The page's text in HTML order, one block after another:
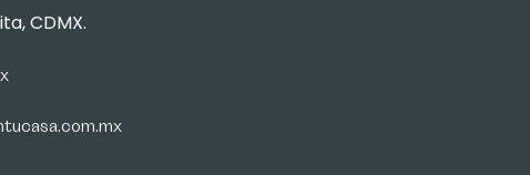
CDMX.